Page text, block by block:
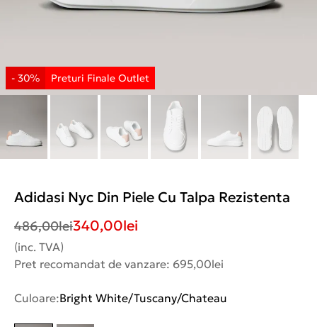
Adidasi Nyc Din Piele Cu Talpa Rezistenta
486,00lei340,00lei
(inc. TVA)
Pret recomandat de vanzare: 695,00lei
Culoare:Bright White/Tuscany/Chateau